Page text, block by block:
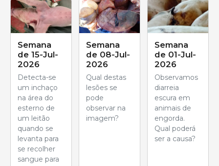
Semana
de 15-Jul-
2026
Detecta-se
um inchaço
na área do
esterno de
um leitão
quando se
levanta para
se recolher
sangue para
Semana
de 08-Jul-
2026
Qual destas
lesões se
pode
observar na
imagem?
Semana
de 01-Jul-
2026
Observamos
diarreia
escura em
animais de
engorda.
Qual poderá
ser a causa?